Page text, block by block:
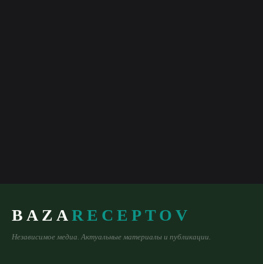
BAZARECEPTOV
Независимое медиа. Актуальные материалы и публикации.